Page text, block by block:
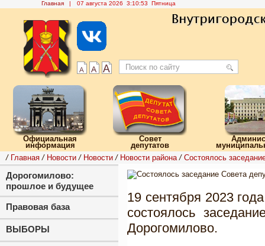
Главная | 07 августа 2026 3:10:54 Пятница
Официальная
информация
Совет
депутатов
/ Главная / Новости / Новости / Новости района/ Состоялось
19 сентября 2023
состоялось
Дорогомилово.
Дорогомилово:
прошлое и будущее
Правовая база
ВЫБОРЫ